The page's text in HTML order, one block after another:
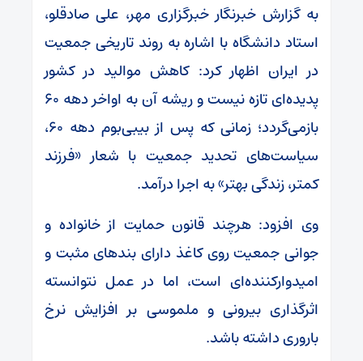
به گزارش خبرنگار خبرگزاری مهر، علی صادقلو،
استاد دانشگاه با اشاره به روند تاریخی جمعیت
در ایران اظهار کرد: کاهش موالید در کشور
پدیده‌ای تازه نیست و ریشه آن به اواخر دهه ۶۰
بازمی‌گردد؛ زمانی که پس از بیبی‌بوم دهه ۶۰،
سیاست‌های تحدید جمعیت با شعار «فرزند
کمتر، زندگی بهتر» به اجرا درآمد.
وی افزود: هرچند قانون حمایت از خانواده و
جوانی جمعیت روی کاغذ دارای بندهای مثبت و
امیدوارکننده‌ای است، اما در عمل نتوانسته
اثرگذاری بیرونی و ملموسی بر افزایش نرخ
باروری داشته باشد.